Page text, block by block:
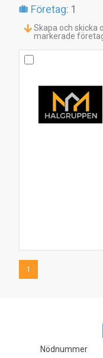
Företag: 1
Skapa och skicka
markerade
1
Nödnummer